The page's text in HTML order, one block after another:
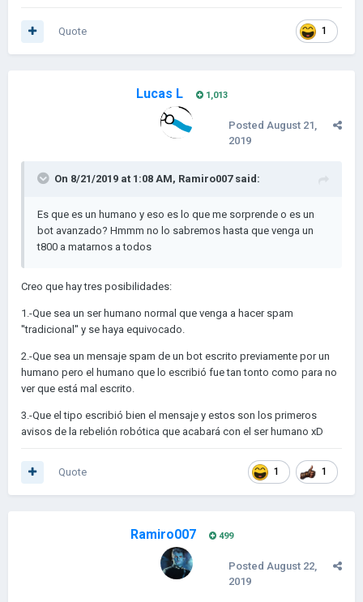
1
Quote
Lucas L 1,013
Posted August 21,
2019
On 8/21/2019 at 1:08 AM, Ramiro007said:
Es que es un humano y eso es lo que me sorprende o es un
bot avanzado? Hmmm no lo sabremos hasta que venga un
t800 a matarnos a todos
Creo que hay tres posibilidades:
1.-Que sea un ser humano normal que venga a hacer spam
''tradicional'' y se haya equivocado.
2.-Que sea un mensaje spam de un bot escrito previamente por un
humano pero el humano que lo escribió fue tan tonto como para no
ver que está mal escrito.
3.-Que el tipo escribió bien el mensaje y estos son los primeros
avisos de la rebelión robótica que acabará con el ser humano xD
1 1
Quote
Ramiro007 499
Posted August 22,
2019